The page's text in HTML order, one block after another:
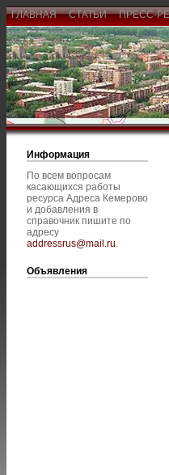
ГЛАВНАЯ СТАТЬИ ПРЕСС-
Информация
По всем вопросам
касающихся работы
ресурса Адреса Кемерово
и добавления в
справочник пишите по
адресу
addressrus@mail.ru.
Объявления